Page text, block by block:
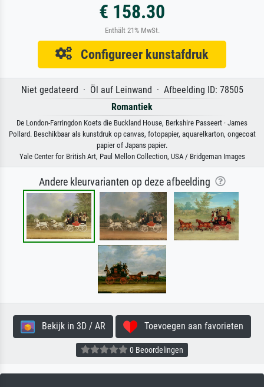
€ 158.30
Enthält 21% MwSt.
Configureer kunstafdruk
Niet gedateerd · Öl auf Leinwand · Afbeelding ID: 78505
Romantiek
De London-Farringdon Koets die Buckland House, Berkshire Passeert · James
Pollard. Beschikbaar als kunstdruk op canvas, fotopapier, aquarelkarton, ongecoat
papier of Japans papier.
Yale Center for British Art, Paul Mellon Collection, USA / Bridgeman Images
Andere kleurvarianten op deze afbeelding
Bekijk in 3D / AR Toevoegen aan favorieten
0 Beoordelingen